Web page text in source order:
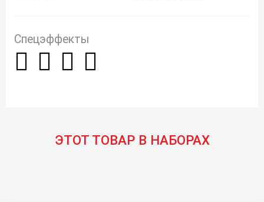
Спецэффекты
ЭТОТ ТОВАР В НАБОРАХ